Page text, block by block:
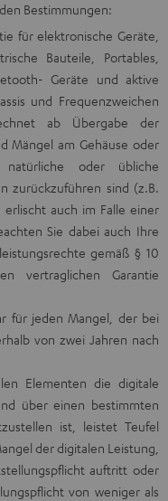
Bestimmungen:
für elektronische Geräte,
Bauteile, Portables,
Geräte und aktive
und Frequenzweichen
ab Übergabe der
Mängel am Gehäuse oder
oder übliche
zurückzuführen sind (z.B.
auch im Falle einer
Sie dabei auch Ihre
gemäß § 10
vertraglichen Garantie
für jeden Mangel, der bei
von zwei Jahren nach
Elementen die digitale
über einen bestimmten
ist, leistet Teufel
der digitalen Leistung,
auftritt oder
von weniger als